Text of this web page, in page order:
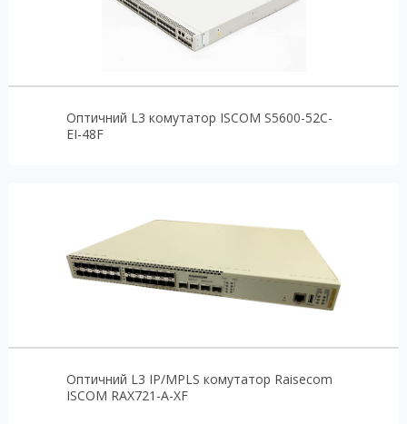
Оптичний L3 комутатор ISCOM S5600-52C-
EI-48F
Оптичний L3 IP/MPLS комутатор Raisecom
ISCOM RAX721-A-XF